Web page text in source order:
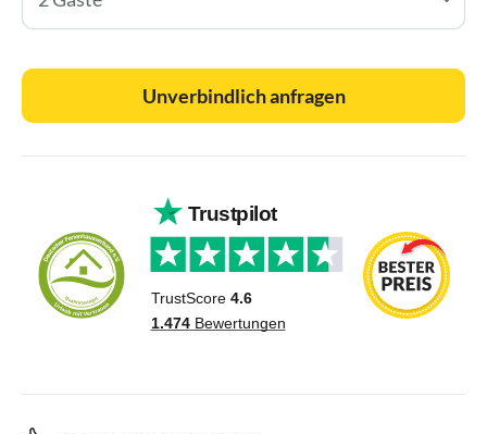
Unverbindlich anfragen